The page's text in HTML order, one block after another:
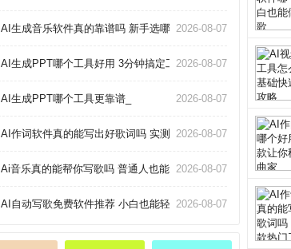
AI生成音乐软件真的靠谱吗 新手选哪个好_2026-08-07
AI生成PPT哪个工具好用 3分钟搞定工作汇报_
2026-08-07
AI生成PPT哪个工具更靠谱_ 2026-08-07
AI作词软件真的能写出好歌词吗 实测三款热门工具告诉你答案_
2026-08-07
Ai音乐真的能帮你写歌吗 普通人也能做的3个神器_
2026-08-07
AI自动写歌免费软件推荐 小白也能轻松创作_
2026-08-07